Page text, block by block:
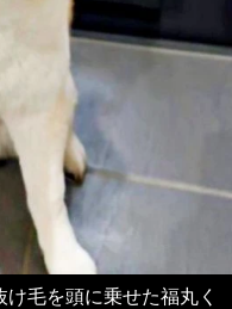
毛を頭に乗せた福丸く